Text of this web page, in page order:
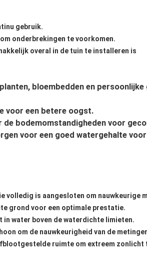
gebruik.
onderbrekingen te voorkomen.
overal in de tuin te installeren is
bloembedden en
voor een betere oogst.
de bodemomstandigheden voor
voor een goed watergehalte
is aangesloten om nauwkeurige
grond voor een optimale prestatie.
in water boven de waterdichte limieten.
om de nauwkeurigheid van de
ruimte om extreem zonlicht